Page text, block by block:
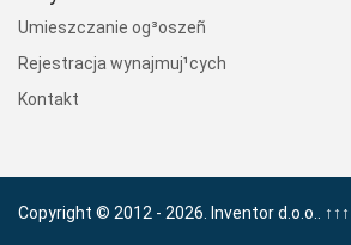
Umieszczanie og³oszeñ
Rejestracja wynajmuj¹cych
Kontakt
Copyright © 2012 - 2026. Inventor d.o.o.. ↑↑↑